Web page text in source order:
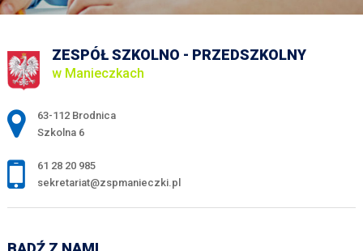
ZESPÓŁ SZKOLNO - PRZEDSZKOLNY
w Manieczkach
Adres pocztowy:
63-112 Brodnica
Szkolna 6
61 28 20 985
sekretariat@zspmanieczki.pl